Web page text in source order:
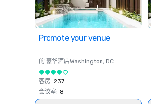
Promote your venue
的 豪华酒店Washington, DC
客房: 237
会议室: 8